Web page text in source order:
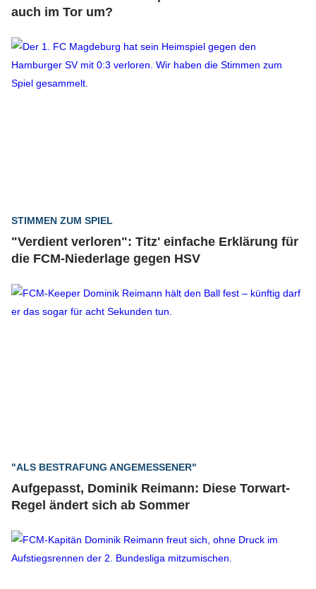
auch im Tor um?
STIMMEN ZUM SPIEL
"Verdient verloren": Titz' einfache Erklärung für
die FCM-Niederlage gegen HSV
"ALS BESTRAFUNG ANGEMESSENER"
Aufgepasst, Dominik Reimann: Diese Torwart-
Regel ändert sich ab Sommer